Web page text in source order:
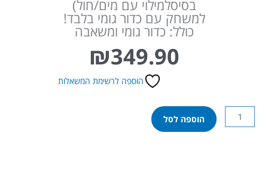
בסיסלמילוי עם מים/חול)
למשחק עם כדור גומי בלבד!
כולל: כדור גומי ומשאבה
₪349.90
הוספה לרשימת המשאלות
כמות
של
הוספה לסל